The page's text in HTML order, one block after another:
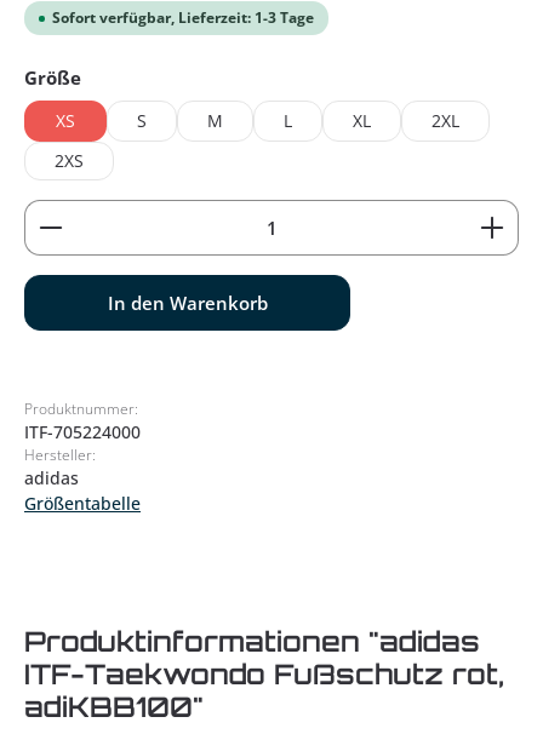
Sofort verfügbar, Lieferzeit: 1-3 Tage
Größeauswählen
XS S M L XL
2XL
2XS
Produkt Anzahl: Gib den gewünschten Wert ein
In den Warenkorb
Produktnummer:
ITF-705224000
Hersteller:
adidas
Größentabelle
Produktinformationen "adidas
ITF-Taekwondo Fußschutz rot,
adiKBB100"